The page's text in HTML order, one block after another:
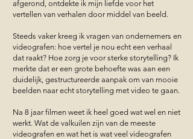
afgerond, ontdekte ik mijn liefde voor het
vertellen van verhalen door middel van beeld.
Steeds vaker kreeg ik vragen van ondernemers en
videografen: hoe vertel je nou echt een verhaal
dat raakt? Hoe zorg je voor sterke storytelling? Ik
merkte dat er een grote behoefte was aan een
duidelijk, gestructureerde aanpak om van mooie
beelden naar echt storytelling met video te gaan.
Na 8 jaar filmen weet ik heel goed wat wel en niet
werkt. Wat de valkuilen zijn van de meeste
videografen en wat het is wat veel videografen